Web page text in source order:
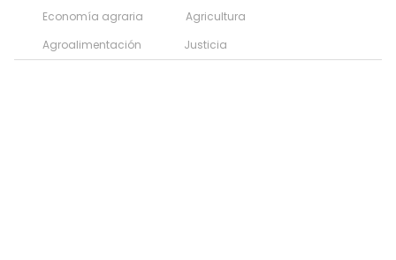
Economía agraria
Agricultura
Agroalimentación
Justicia